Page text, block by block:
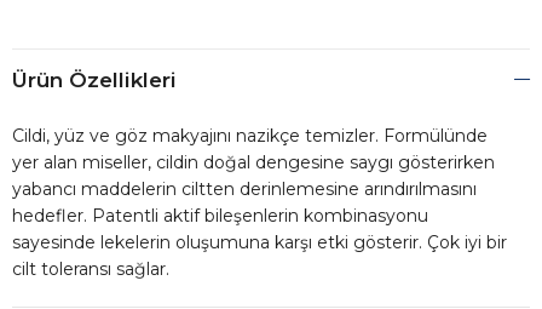
Ürün Özellikleri
Cildi, yüz ve göz makyajını nazikçe temizler. Formülünde
yer alan miseller, cildin doğal dengesine saygı gösterirken
yabancı maddelerin ciltten derinlemesine arındırılmasını
hedefler. Patentli aktif bileşenlerin kombinasyonu
sayesinde lekelerin oluşumuna karşı etki gösterir. Çok iyi bir
cilt toleransı sağlar.